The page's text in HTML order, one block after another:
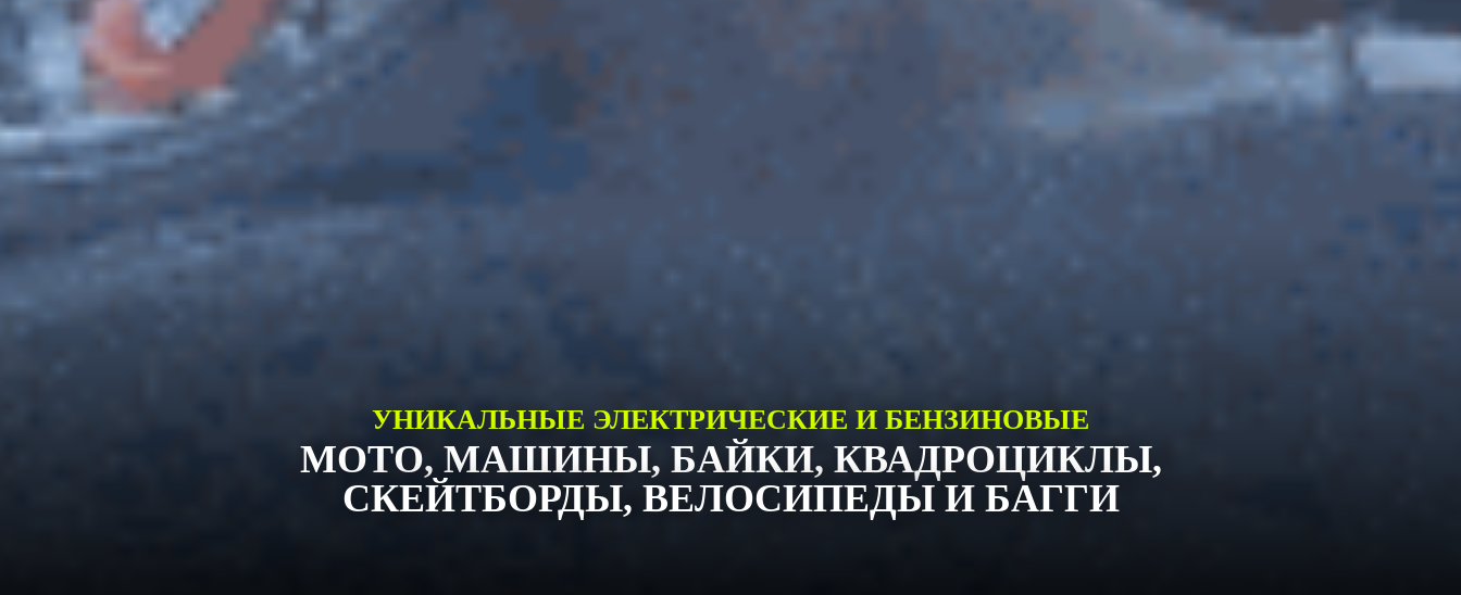
УНИКАЛЬНЫЕ ЭЛЕКТРИЧЕСКИЕ И БЕНЗИНОВЫЕ
МОТО, МАШИНЫ, БАЙКИ, КВАДРОЦИКЛЫ,
СКЕЙТБОРДЫ, ВЕЛОСИПЕДЫ И БАГГИ